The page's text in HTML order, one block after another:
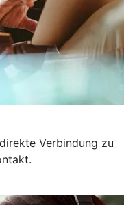
Verbindung zu